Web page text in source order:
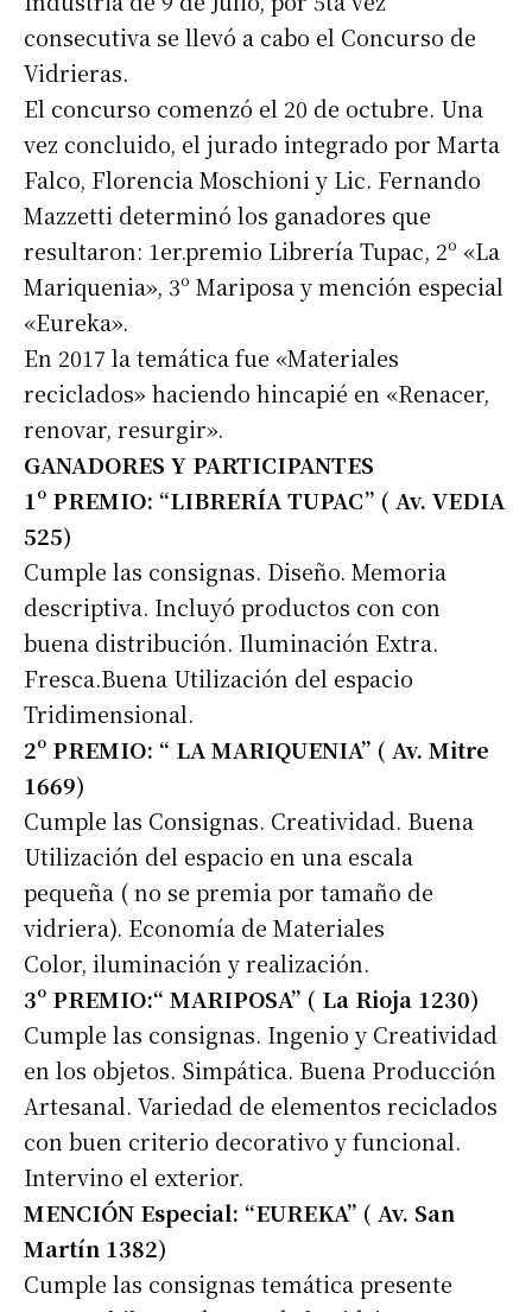
Suscribirme gratis
consecutiva se llevó a cabo el Concurso de
Vidrieras.
El concurso comenzó el 20 de octubre. Una
vez concluido, el jurado integrado por Marta
Falco, Florencia Moschioni y Lic. Fernando
Mazzetti determinó los ganadores que
resultaron: 1er.premio Librería Tupac, 2º «La
Mariquenia», 3º Mariposa y mención especial
«Eureka».
En 2017 la temática fue «Materiales
reciclados» haciendo hincapié en «Renacer,
renovar, resurgir».
GANADORES Y PARTICIPANTES
1º PREMIO: “LIBRERÍA TUPAC” ( Av. VEDIA
525)
Cumple las consignas. Diseño. Memoria
descriptiva. Incluyó productos con con
buena distribución. Iluminación Extra.
Fresca.Buena Utilización del espacio
Tridimensional.
2º PREMIO: “ LA MARIQUENIA” ( Av. Mitre
1669)
Cumple las Consignas. Creatividad. Buena
Utilización del espacio en una escala
pequeña ( no se premia por tamaño de
vidriera). Economía de Materiales
Color, iluminación y realización.
3º PREMIO:“ MARIPOSA” ( La Rioja 1230)
Cumple las consignas. Ingenio y Creatividad
en los objetos. Simpática. Buena Producción
Artesanal. Variedad de elementos reciclados
con buen criterio decorativo y funcional.
Intervino el exterior.
MENCIÓN Especial: “EUREKA” ( Av. San
Martín 1382)
Cumple las consignas temática presente